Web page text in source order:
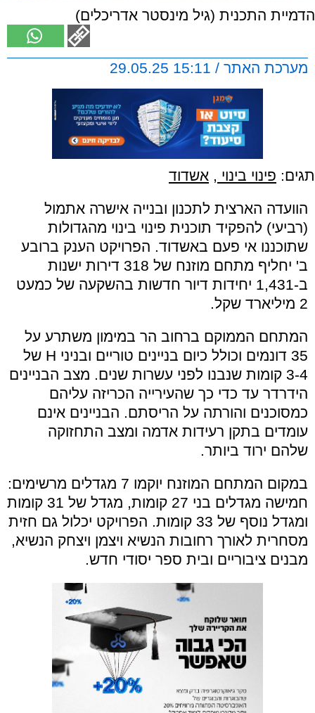
הדמיית התכנית (גיל מינסטר אדריכלים)
מערכת האתר / 15:11 29.05.25
תגים: פינוי בינוי , אשדוד
הוועדה הארצית לתכנון ובנייה אישרה אתמול
(רביעי) להפקיד תוכנית פינוי בינוי מהגדולות
שתוכננו אי פעם באשדוד. הפרויקט הענק ברובע
ב' יחליף מתחם מוזנח של 318 דירות ישנות
ב-1,431 יחידות דיור חדשות בהשקעה של כמעט
2 מיליארד שקל.
המתחם הממוקם ברחוב הר במימון משתרע על
35 דונמים וכולל כיום בניינים טוריים ובניני H של
3-4 קומות שנבנו לפני עשרות שנים. מצב הבניינים
הידרדר עד כדי כך שהעירייה הכריזה עליהם
כמסוכנים והורתה על הריסתם. הבניינים אינם
עומדים בתקן רעידות אדמה ומצב התחזוקה
שלהם ירוד ביותר.
במקום המתחם המוזנח יוקמו 7 מגדלים מרשימים:
חמישה מגדלים בני 27 קומות, מגדל של 31 קומות
ומגדל נוסף של 33 קומות. הפרויקט יכלול גם חזית
מסחרית לאורך רחובות הנשיא ויצמן ויצחק הנשיא,
מבנים ציבוריים ובית ספר יסודי חדש.